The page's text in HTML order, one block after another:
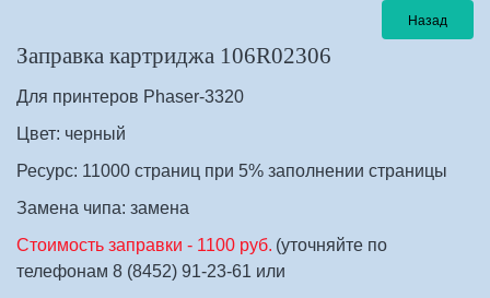
Назад
Заправка картриджа 106R02306
Для принтеров Phaser-3320
Цвет: черный
Ресурс: 11000 страниц при 5% заполнении страницы
Замена чипа: замена
Стоимость заправки - 1100 руб. (уточняйте по
телефонам 8 (8452) 91-23-61 или